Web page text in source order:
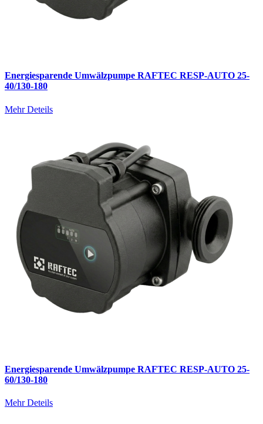
Energiesparende Umwälzpumpe RAFTEC RESP-AUTO 25-
40/130-180
Mehr Deteils
Energiesparende Umwälzpumpe RAFTEC RESP-AUTO 25-
60/130-180
Mehr Deteils